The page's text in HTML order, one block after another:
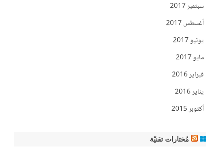
سبتمبر 2017
أغسطس 2017
يونيو 2017
مايو 2017
فبراير 2016
يناير 2016
أكتوبر 2015
مُختارات تقنيّة